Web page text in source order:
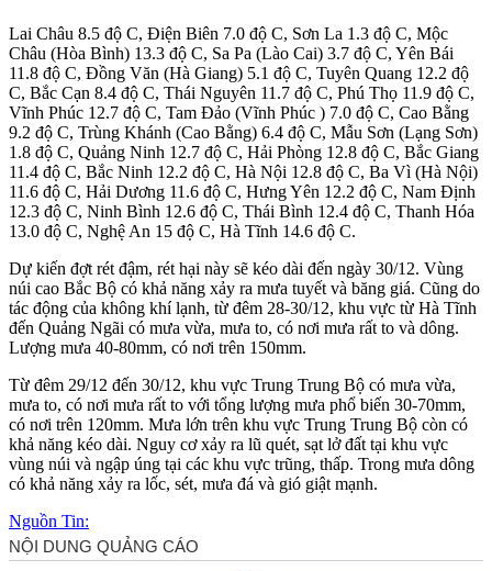
Lai Châu 8.5 độ C, Điện Biên 7.0 độ C, Sơn La 1.3 độ C, Mộc
Châu (Hòa Bình) 13.3 độ C, Sa Pa (Lào Cai) 3.7 độ C, Yên Bái
11.8 độ C, Đồng Văn (Hà Giang) 5.1 độ C, Tuyên Quang 12.2 độ
C, Bắc Cạn 8.4 độ C, Thái Nguyên 11.7 độ C, Phú Thọ 11.9 độ C,
Vĩnh Phúc 12.7 độ C, Tam Đảo (Vĩnh Phúc ) 7.0 độ C, Cao Bằng
9.2 độ C, Trùng Khánh (Cao Bằng) 6.4 độ C, Mẫu Sơn (Lạng Sơn)
1.8 độ C, Quảng Ninh 12.7 độ C, Hải Phòng 12.8 độ C, Bắc Giang
11.4 độ C, Bắc Ninh 12.2 độ C, Hà Nội 12.8 độ C, Ba Vì (Hà Nội)
11.6 độ C, Hải Dương 11.6 độ C, Hưng Yên 12.2 độ C, Nam Định
12.3 độ C, Ninh Bình 12.6 độ C, Thái Bình 12.4 độ C, Thanh Hóa
13.0 độ C, Nghệ An 15 độ C, Hà Tĩnh 14.6 độ C.
Dự kiến đợt rét đậm, rét hại này sẽ kéo dài đến ngày 30/12. Vùng
núi cao Bắc Bộ có khả năng xảy ra mưa tuyết và băng giá. Cũng do
tác động của không khí lạnh, từ đêm 28-30/12, khu vực từ Hà Tĩnh
đến Quảng Ngãi có mưa vừa, mưa to, có nơi mưa rất to và dông.
Lượng mưa 40-80mm, có nơi trên 150mm.
Từ đêm 29/12 đến 30/12, khu vực Trung Trung Bộ có mưa vừa,
mưa to, có nơi mưa rất to với tổng lượng mưa phổ biến 30-70mm,
có nơi trên 120mm. Mưa lớn trên khu vực Trung Trung Bộ còn có
khả năng kéo dài. Nguy cơ xảy ra lũ quét, sạt lở đất tại khu vực
vùng núi và ngập úng tại các khu vực trũng, thấp. Trong mưa dông
có khả năng xảy ra lốc, sét, mưa đá và gió giật mạnh.
Nguồn Tin: